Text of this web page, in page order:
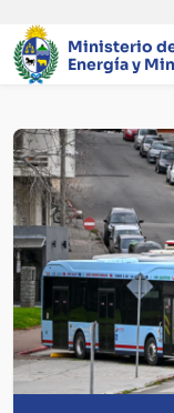
Ministerio
Energía y
Página
principal